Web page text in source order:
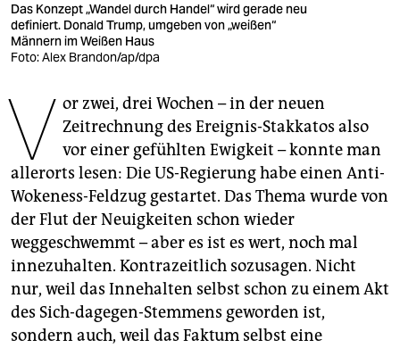
unterstützen
abo
epaper login
Das Konzept „Wandel durch Handel“ wird gerade neu
definiert. Donald Trump, umgeben von „weißen“
Männern im Weißen Haus
Foto: Alex Brandon/ap/dpa
V or zwei, drei Wochen – in der neuen
Zeitrechnung des Ereignis-Stakkatos also
vor einer gefühlten Ewigkeit – konnte man
allerorts lesen: Die US-Regierung habe einen Anti-
Wokeness-Feldzug gestartet. Das Thema wurde von
der Flut der Neuigkeiten schon wieder
weggeschwemmt – aber es ist es wert, noch mal
innezuhalten. Kontra­zeitlich sozusagen. Nicht
nur, weil das Innehalten selbst schon zu einem Akt
des Sich-dagegen-Stemmens geworden ist,
sondern auch, weil das Faktum selbst eine